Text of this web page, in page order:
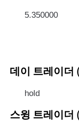
5.350000
데이 트레이더
hold
스윙 트레이더